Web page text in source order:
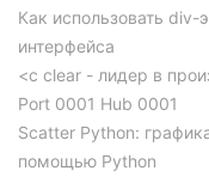
Как использовать div-
интерфейса
<c clear - лидер в
Port 0001 Hub 0001
Scatter Python:
помощью Python